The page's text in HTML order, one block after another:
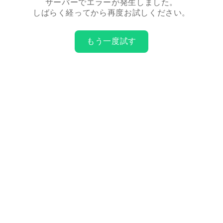
サーバーでエラーが発生しました。
しばらく経ってから再度お試しください。
もう一度試す